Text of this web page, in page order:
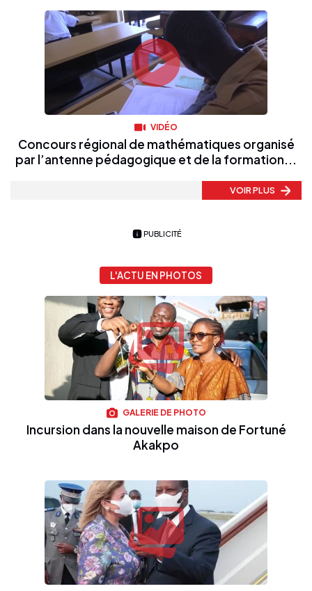
VIDÉO
Concours régional de mathématiques organisé
par l’antenne pédagogique et de la formation...
VOIR PLUS
PUBLICITÉ
L'ACTU EN PHOTOS
GALERIE DE PHOTO
Incursion dans la nouvelle maison de Fortuné
Akakpo